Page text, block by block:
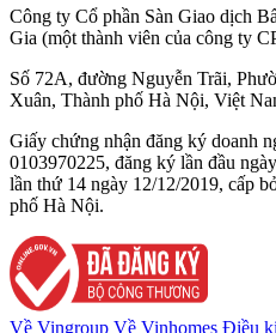
Công ty Cổ phần Sàn Giao dịch
Gia (một thành viên của công ty
Số 72A, đường Nguyễn Trãi,
Xuân, Thành phố Hà Nội, Việt
Giấy chứng nhận đăng ký doanh
0103970225, đăng ký lần đầu
lần thứ 14 ngày 12/12/2019, cấp
phố Hà Nội.
Về Vingroup Về Vinhomes Điều